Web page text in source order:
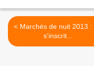
< Marchés de nuit 2013 : on
s'inscrit...